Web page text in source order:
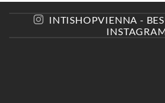
INTISHOPVIENNA -